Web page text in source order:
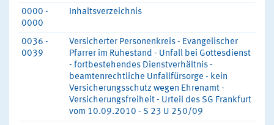
0000 -
0000
Inhaltsverzeichnis
0036 -
0039
Versicherter Personenkreis - Evangelischer
Pfarrer im Ruhestand - Unfall bei Gottesdienst
- fortbestehendes Dienstverhältnis -
beamtenrechtliche Unfallfürsorge - kein
Versicherungsschutz wegen Ehrenamt -
Versicherungsfreiheit - Urteil des SG Frankfurt
vom 10.09.2010 - S 23 U 250/09